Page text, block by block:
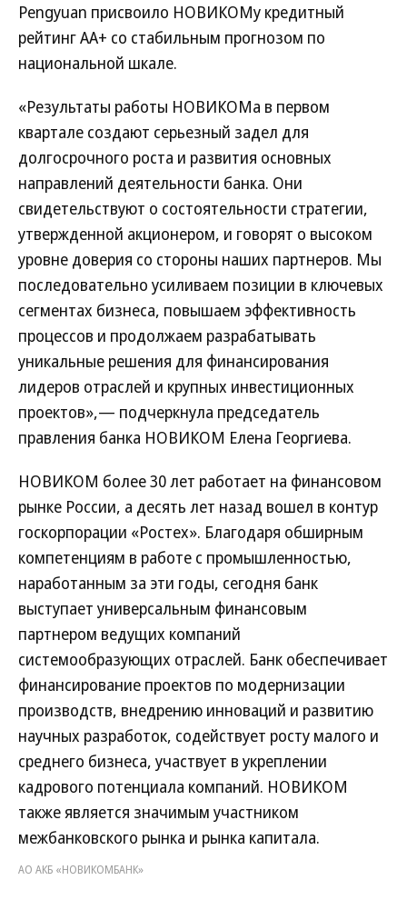
Pengyuan присвоило НОВИКОМу кредитный
рейтинг AA+ со стабильным прогнозом по
национальной шкале.
«Результаты работы НОВИКОМа в первом
квартале создают серьезный задел для
долгосрочного роста и развития основных
направлений деятельности банка. Они
свидетельствуют о состоятельности стратегии,
утвержденной акционером, и говорят о высоком
уровне доверия со стороны наших партнеров. Мы
последовательно усиливаем позиции в ключевых
сегментах бизнеса, повышаем эффективность
процессов и продолжаем разрабатывать
уникальные решения для финансирования
лидеров отраслей и крупных инвестиционных
проектов»,— подчеркнула председатель
правления банка НОВИКОМ Елена Георгиева.
НОВИКОМ более 30 лет работает на финансовом
рынке России, а десять лет назад вошел в контур
госкорпорации «Ростех». Благодаря обширным
компетенциям в работе с промышленностью,
наработанным за эти годы, сегодня банк
выступает универсальным финансовым
партнером ведущих компаний
системообразующих отраслей. Банк обеспечивает
финансирование проектов по модернизации
производств, внедрению инноваций и развитию
научных разработок, содействует росту малого и
среднего бизнеса, участвует в укреплении
кадрового потенциала компаний. НОВИКОМ
также является значимым участником
межбанковского рынка и рынка капитала.
АО АКБ «НОВИКОМБАНК»